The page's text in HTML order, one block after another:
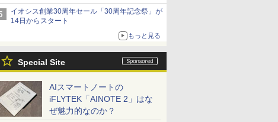
7800X3D」との価格逆転解消 [8月前半のCPU
価格]
イオシス創業30周年セール「30周年記念祭」が
14日からスタート
もっと見る
Special Site
AIスマートノートの
iFLYTEK「AINOTE 2」はな
ぜ魅力的なのか？